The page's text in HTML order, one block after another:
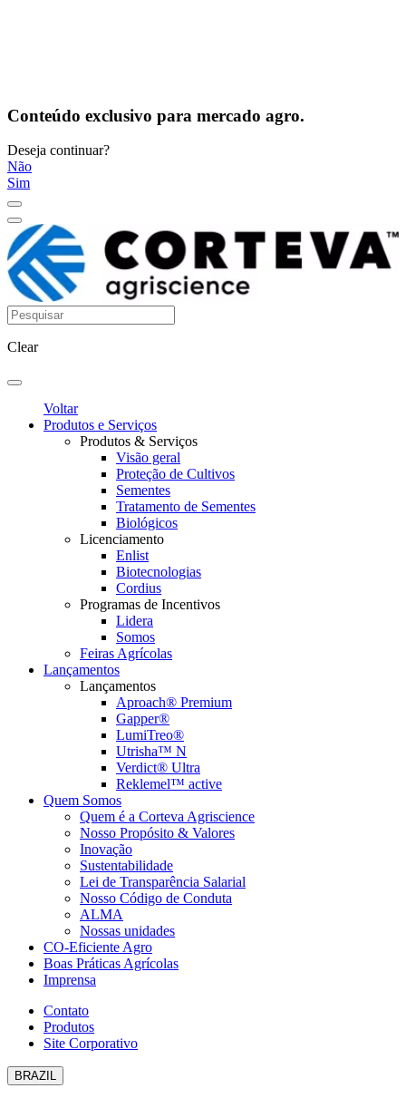
Conteúdo exclusivo para mercado agro.
Deseja continuar?
Não
Sim
Clear
Voltar
Produtos e Serviços
Produtos & Serviços
Visão geral
Proteção de Cultivos
Sementes
Tratamento de Sementes
Biológicos
Licenciamento
Enlist
Biotecnologias
Cordius
Programas de Incentivos
Lidera
Somos
Feiras Agrícolas
Lançamentos
Lançamentos
Aproach® Premium
Gapper®
LumiTreo®
Utrisha™ N
Verdict® Ultra
Reklemel™ active
Quem Somos
Quem é a Corteva Agriscience
Nosso Propósito & Valores
Inovação
Sustentabilidade
Lei de Transparência Salarial
Nosso Código de Conduta
ALMA
Nossas unidades
CO-Eficiente Agro
Boas Práticas Agrícolas
Imprensa
Contato
Produtos
Site Corporativo
BRAZIL